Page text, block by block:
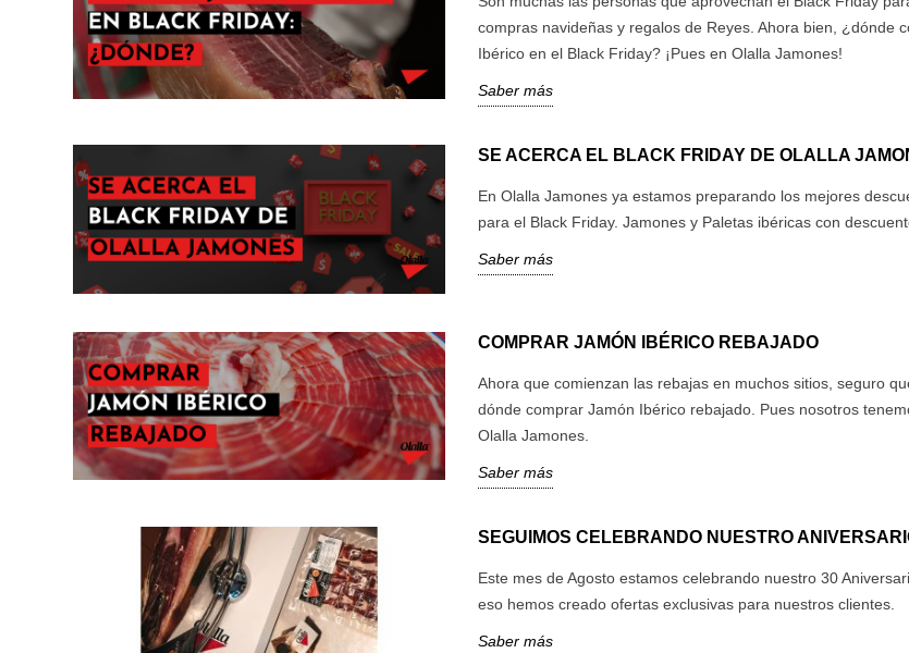
compras navideñas y regalos de Reyes. Ahora bien, ¿dónde
Ibérico en el Black Friday? ¡Pues en Olalla Jamones!
Saber más
SE ACERCA EL BLACK FRIDAY DE OLALLA
En Olalla Jamones ya estamos preparando los mejores
para el Black Friday. Jamones y Paletas ibéricas con
Saber más
COMPRAR JAMÓN IBÉRICO REBAJADO
Ahora que comienzan las rebajas en muchos sitios, seguro
dónde comprar Jamón Ibérico rebajado. Pues nosotros
Olalla Jamones.
Saber más
SEGUIMOS CELEBRANDO NUESTRO
Este mes de Agosto estamos celebrando nuestro 30
eso hemos creado ofertas exclusivas para nuestros clientes.
Saber más